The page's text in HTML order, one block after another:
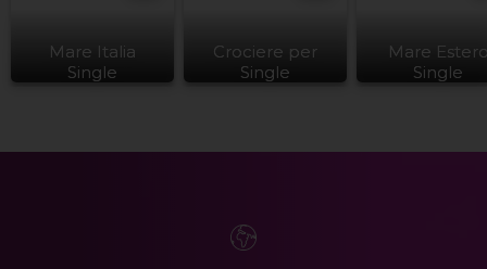
Mare Italia
Single
Crociere per
Single
Mare
Single